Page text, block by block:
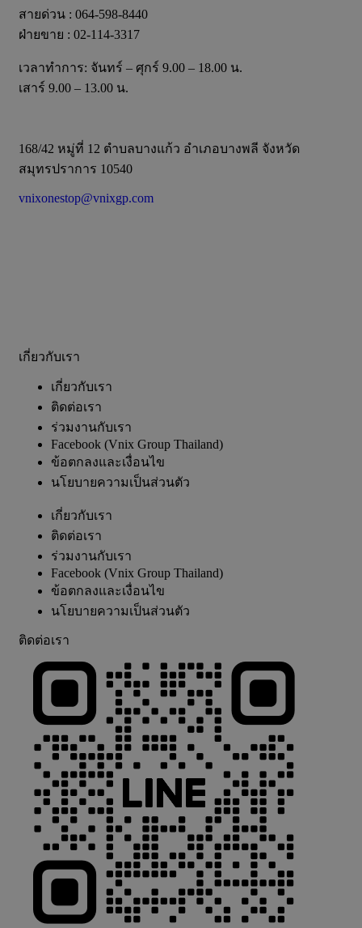
สายด่วน : 064-598-8440
ฝ่ายขาย : 02-114-3317
เวลาทำการ: จันทร์ – ศุกร์ 9.00 – 18.00 น.
เสาร์ 9.00 – 13.00 น.
168/42 หมู่ที่ 12 ตำบลบางแก้ว อำเภอบางพลี จังหวัด
สมุทรปราการ 10540
vnixonestop@vnixgp.com
เกี่ยวกับเรา
เกี่ยวกับเรา
ติดต่อเรา
ร่วมงานกับเรา
Facebook (Vnix Group Thailand)
ข้อตกลงและเงื่อนไข
นโยบายความเป็นส่วนตัว
เกี่ยวกับเรา
ติดต่อเรา
ร่วมงานกับเรา
Facebook (Vnix Group Thailand)
ข้อตกลงและเงื่อนไข
นโยบายความเป็นส่วนตัว
ติดต่อเรา